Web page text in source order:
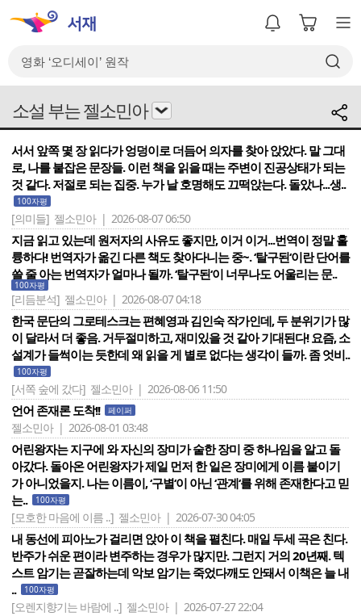
소설 부는 젤소민아
서서 앞쪽 몇 장 읽다가 엉덩이로 더듬어 의자를 찾아 앉았다. 말 그대
로, 나를 붙잡은 문장들. 이런 책을 읽을 때는 주변이 진공상태가 되는
것 같다. 저절로 되는 집중. 누가 날 호명해도 끄떡앉는다. 돌았나...생..
100자평
[의미들] 젤소민아 | 2026-08-07 06:50
지금 읽고 있는데 원저자의 사유도 좋지만, 이거 이거...번역이 정말 훌
륭하다! 번역자가 옮긴 다른 책도 찾아다니는 중~. ‘탈구된‘이란 단어를
쓸 줄 아는 번역자가 얼마나 될까. ‘탈구된‘이 너무나도 어울리는 문..
100자평
[리듬분석] 젤소민아 | 2026-08-07 04:18
한국 문단의 그로테스크는 편혜영과 김인숙 작가인데, 두 분위기가 많
이 달라서 더 좋음. 거두절미하고, 재미있을 것 같아 기대된다! 요즘, 소
설계가 들썩이는 듯한데 왜 읽을 게 별로 없다는 생각이 들까. 좀 엇비..
100자평
[서쪽 숲에 갔다] 젤소민아 | 2026-08-06 11:50
언어 존재론 도착!! 페이퍼
젤소민아 | 2026-08-01 03:48
어린왕자는 지구에 와 자신의 장미가 숱한 장미 중 하나임을 알고 돌
아갔다. 돌아온 어린왕자가 제일 먼저 한 일은 장미에게 이름 붙이기
가 아니었을지. 나는 이름이, ‘구별‘이 아닌 ‘관계‘를 위해 존재한다고 믿
는..
100자평
[모호한 마음에 이름 ..] 젤소민아 | 2026-07-30 04:05
내 동선에 피아노가 걸리면 앉아 이 책을 펼친다. 매일 두세 곡은 친다.
반주가 쉬운 편이라 변주하는 경우가 많지만. 그런지 거의 20년째. 텍
스트 암기는 곧잘하는데 악보 암기는 죽었다깨도 안돼서 이책은 늘 내
..
100자평
[오렌지향기는 바람에 ..] 젤소민아 | 2026-07-27 22:04